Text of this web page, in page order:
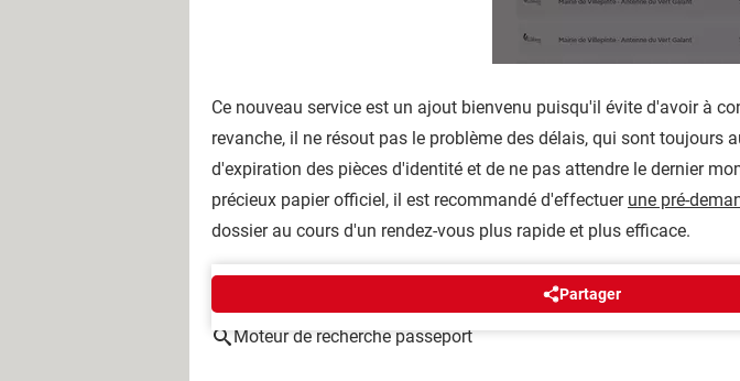
Ce nouveau service est un ajout bienvenu puisqu'il évite d'avoir à
revanche, il ne résout pas le problème des délais, qui sont toujours
d'expiration des pièces d'identité et de ne pas attendre le dernier
précieux papier officiel, il est recommandé d'effectuer une pré-
dossier au cours d'un rendez-vous plus rapide et plus efficace.
Partager
Moteur de recherche passeport